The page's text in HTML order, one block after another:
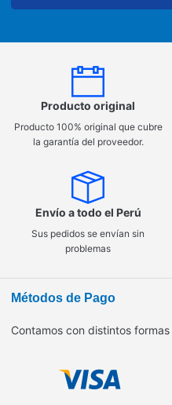
Producto original
Producto 100% original que cubre
la garantía del proveedor.
Envío a todo el Perú
Sus pedidos se envían sin
problemas
Métodos de Pago
Contamos con distintos